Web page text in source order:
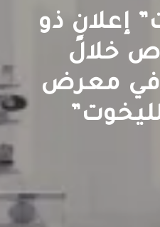
إعلانٍ ذو
خلال
في معرض